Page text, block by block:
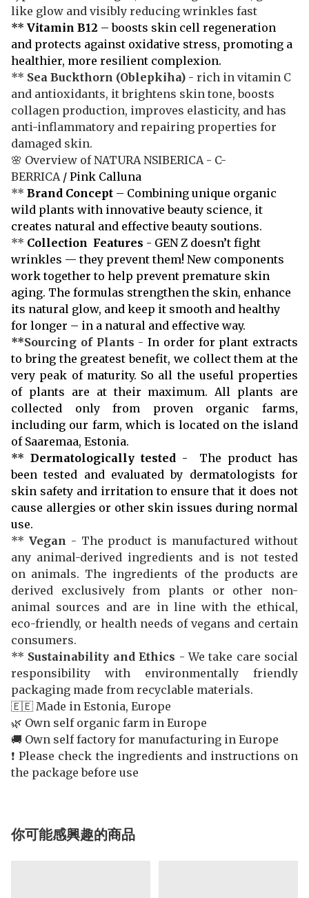
like glow and visibly reducing wrinkles fast
** Vitamin B12 – boosts skin cell regeneration
and protects against oxidative stress, promoting a
healthier, more resilient complexion.
** Sea Buckthorn (Oblepkiha) - rich in vitamin C
and antioxidants, it brightens skin tone, boosts
collagen production, improves elasticity, and has
anti-inflammatory and repairing properties for
damaged skin.
🌸 Overview of NATURA NSIBERICA - C-
BERRICA / Pink Calluna
** Brand Concept – Combining unique organic
wild plants with innovative beauty science, it
creates natural and effective beauty soutions.
** Collection Features - GEN Z doesn’t fight
wrinkles — they prevent them! New components
work together to help prevent premature skin
aging. The formulas strengthen the skin, enhance
its natural glow, and keep it smooth and healthy
for longer – in a natural and effective way.
**Sourcing of Plants - In order for plant extracts
to bring the greatest benefit, we collect them at the
very peak of maturity. So all the useful properties
of plants are at their maximum. All plants are
collected only from proven organic farms,
including our farm, which is located on the island
of Saaremaa, Estonia.
** Dermatologically tested - The product has
been tested and evaluated by dermatologists for
skin safety and irritation to ensure that it does not
cause allergies or other skin issues during normal
use.
** Vegan - The product is manufactured without
any animal-derived ingredients and is not tested
on animals. The ingredients of the products are
derived exclusively from plants or other non-
animal sources and are in line with the ethical,
eco-friendly, or health needs of vegans and certain
consumers.
** Sustainability and Ethics - We take care social
responsibility with environmentally friendly
packaging made from recyclable materials.
🇪🇪 Made in Estonia, Europe
🌿 Own self organic farm in Europe
🚚 Own self factory for manufacturing in Europe
❗️ Please check the ingredients and instructions on
the package before use
你可能感興趣的商品